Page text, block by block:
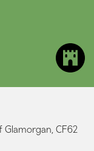
Glamorgan, CF62